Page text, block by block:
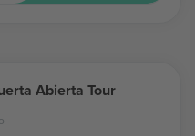
Abierta Tour